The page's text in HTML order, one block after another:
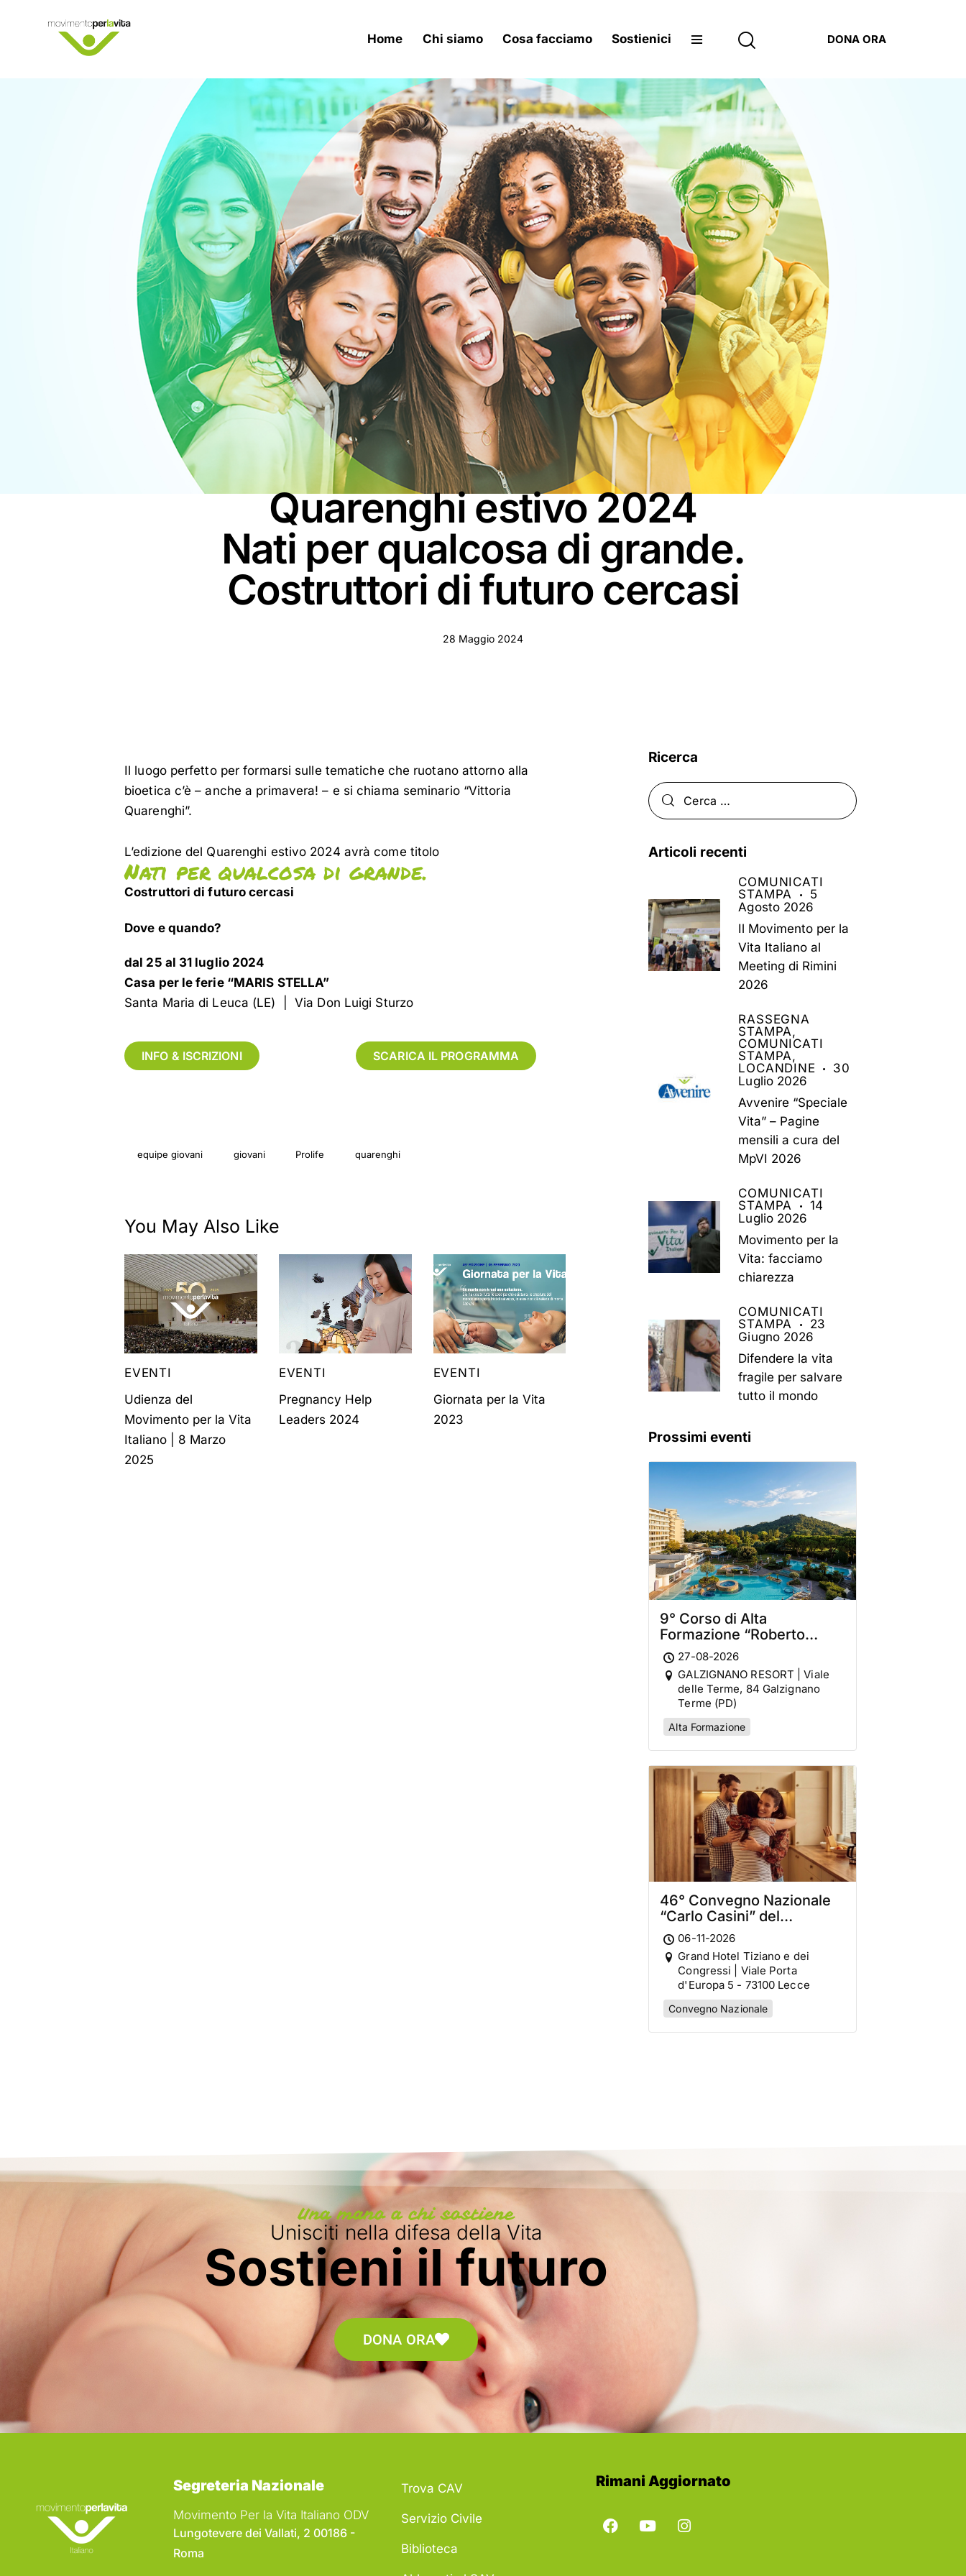
Home Chi siamo Cosa facciamo Sostienici DONA ORA
EVENTI
Quarenghi estivo 2024
Nati per qualcosa di grande.
Costruttori di futuro cercasi
28 Maggio 2024
Il luogo perfetto per formarsi sulle tematiche che ruotano attorno alla
bioetica c’è – anche a primavera! – e si chiama seminario “Vittoria
Quarenghi”.
L’edizione del Quarenghi estivo 2024 avrà come titolo
Nati per qualcosa di grande.
Costruttori di futuro cercasi
Dove e quando?
dal 25 al 31 luglio 2024
Casa per le ferie “MARIS STELLA”
Santa Maria di Leuca (LE) | Via Don Luigi Sturzo
INFO & ISCRIZIONI SCARICA IL PROGRAMMA
equipe giovani giovani Prolife quarenghi
You May Also Like
EVENTI
Udienza del
Movimento per la Vita
Italiano | 8 Marzo
2025
EVENTI
Pregnancy Help
Leaders 2024
EVENTI
Giornata per la Vita
2023
Ricerca
Articoli recenti
COMUNICATI
STAMPA
5
Agosto 2026
Il Movimento per la
Vita Italiano al
Meeting di Rimini
2026
RASSEGNA
STAMPA,
COMUNICATI
STAMPA,
LOCANDINE
30
Luglio 2026
Avvenire “Speciale
Vita” – Pagine
mensili a cura del
MpVI 2026
COMUNICATI
STAMPA
14
Luglio 2026
Movimento per la
Vita: facciamo
chiarezza
COMUNICATI
STAMPA
23
Giugno 2026
Difendere la vita
fragile per salvare
tutto il mondo
Prossimi eventi
9° Corso di Alta
Formazione “Roberto
Bennati”
27-08-2026
GALZIGNANO RESORT | Viale
delle Terme, 84 Galzignano
Terme (PD)
Alta Formazione
46° Convegno Nazionale
“Carlo Casini” del
Movimento per la Vita
Italiano
06-11-2026
Grand Hotel Tiziano e dei
Congressi | Viale Porta
d'Europa 5 - 73100 Lecce
Convegno Nazionale
Una mano a chi sostiene
Unisciti nella difesa della Vita
Sostieni il futuro
DONA ORA
Segreteria Nazionale
Movimento Per la Vita Italiano ODV
Lungotevere dei Vallati, 2 00186 -
Roma
Trova CAV
Servizio Civile
Biblioteca
Rimani Aggiornato